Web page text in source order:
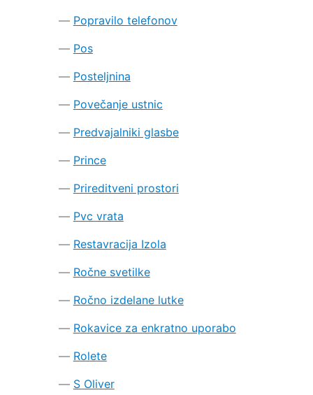
Popravilo telefonov
Pos
Posteljnina
Povečanje ustnic
Predvajalniki glasbe
Prince
Prireditveni prostori
Pvc vrata
Restavracija Izola
Ročne svetilke
Ročno izdelane lutke
Rokavice za enkratno uporabo
Rolete
S Oliver